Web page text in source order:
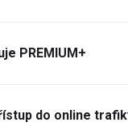
PREMIUM+
do online